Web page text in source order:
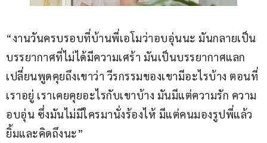
“งานวันครบรอบที่บ้านพี่เอโมว่าอบอุ่นนะ มันกลายเป็น
บรรยากาศที่ไม่ได้มีความเศร้า มันเป็นบรรยากาศแลก
เปลี่ยนพูดคุยถึงเขาว่า วีรกรรมของเขามีอะไรบ้าง ตอนที่
เราอยู่ เราเคยคุยอะไรกับเขาบ้าง มันมีแต่ความรัก ความ
อบอุ่น ซึ่งมันไม่มีใครมานั่งร้องไห้ มีแต่คนมองรูปพี่แล้ว
ยิ้มและคิดถึงนะ”